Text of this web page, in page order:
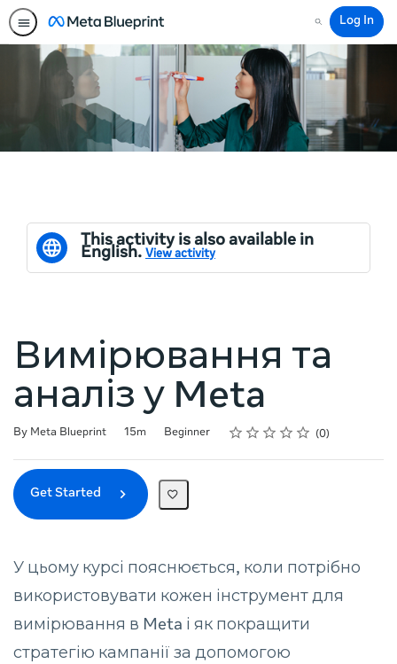
Search
Log In
This activity is also available in
English. View activity
Вимірювання та
аналіз у Meta
By Meta Blueprint
Duration 15m
Difficulty Beginner Rating
1 star
2 stars
3 stars
4 stars
5 stars
Average rating: 0 0
No reviews
Get Started
У цьому курсі пояснюється, коли потрібно
використовувати кожен інструмент для
вимірювання в Meta і як покращити
стратегію кампанії за допомогою